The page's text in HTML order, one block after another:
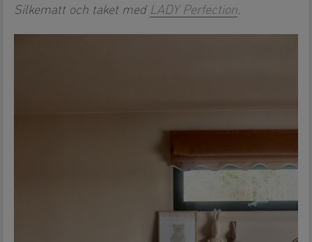
Silkematt och taket med LADY Perfection.